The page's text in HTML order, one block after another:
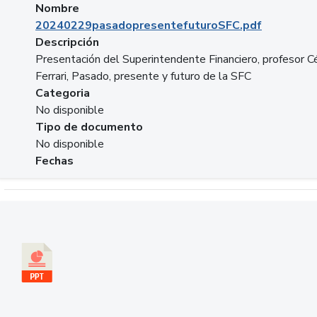
Nombre
20240229pasadopresentefuturoSFC.pdf
Descripción
Presentación del Superintendente Financiero, profesor
Ferrari, Pasado, presente y futuro de la SFC
Categoria
No disponible
Tipo de documento
No disponible
Fechas